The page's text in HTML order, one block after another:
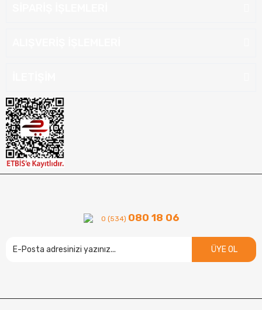
0 (534) 080 18 06
ÜYE OL